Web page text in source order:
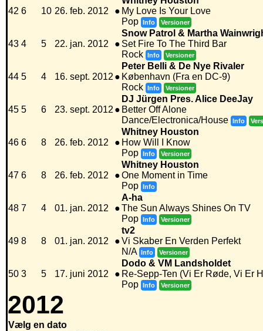
42 6 10 26. feb. 2012 ● My Love Is Your Love
Pop Info Versioner
43 4 5 22. jan. 2012 ●
Snow Patrol & Martha
Set Fire To The Third Bar
Rock Info Versioner
44 5 4 16. sept. 2012 ●
Peter Belli & De Nye Rivaler
København (Fra en DC-9)
Rock Info Versioner
45 5 6 23. sept. 2012 ●
DJ Jürgen Pres. Alice DeeJay
Better Off Alone
Dance/Electronica/House Info
46 6 8 26. feb. 2012 ●
Whitney Houston
How Will I Know
Pop Info Versioner
47 6 8 26. feb. 2012 ●
Whitney Houston
One Moment in Time
Pop Info
48 7 4 01. jan. 2012 ●
A-ha
The Sun Always Shines On TV
Pop Info Versioner
49 8 8 01. jan. 2012 ●
tv2
Vi Skaber En Verden Perfekt
N/A Info Versioner
50 3 5 17. juni 2012 ●
Dodo & VM Landsholdet
Re-Sepp-Ten (Vi Er Røde, Vi Er
Pop Info Versioner
2012
Vælg en dato